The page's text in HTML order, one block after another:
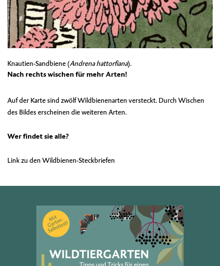
Knautien-Sandbiene (Andrena hattorfiana).
Nach rechts wischen für mehr Arten!
Auf der Karte sind zwölf Wildbienenarten versteckt. Durch Wischen
des Bildes erscheinen die weiteren Arten.
Wer findet sie alle?
Link zu den Wildbienen-Steckbriefen